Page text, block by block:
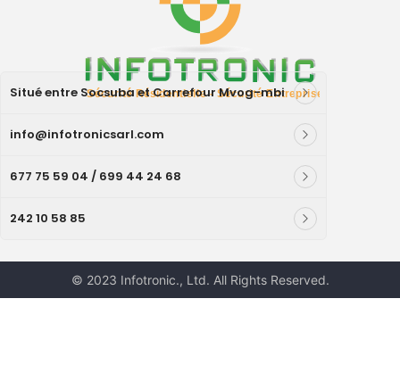
Situé entre Socsuba et Carrefour Mvog-mbi
info@infotronicsarl.com
677 75 59 04 / 699 44 24 68
242 10 58 85
© 2023 Infotronic., Ltd. All Rights Reserved.